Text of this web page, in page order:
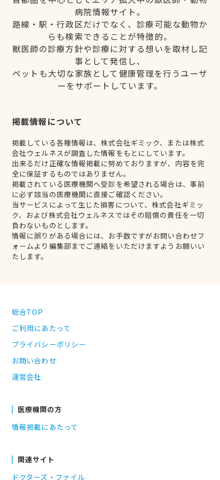
病院情報サイト。
路線・駅・行政区だけでなく、診療可能な動物か
らも検索できることが特徴的。
獣医師の診療方針や診療に対する想いを取材し記
事として発信し、
ペットも大切な家族として健康管理を行うユーザ
ーをサポートしています。
掲載情報について
掲載している各種情報は、株式会社ギミック、または株式
会社ウェルネスが調査した情報をもとにしています。
出来るだけ正確な情報掲載に努めておりますが、内容を完
全に保証するものではありません。
掲載されている医療機関へ受診を希望される場合は、事前
に必ず該当の医療機関に直接ご確認ください。
当サービスによって生じた損害について、株式会社ギミッ
ク、および株式会社ウェルネスではその賠償の責任を一切
負わないものとします。
情報に誤りがある場合には、お手数ですがお問い合わせフ
ォームより編集部までご連絡をいただけますようお願いい
たします。
総合TOP
ご利用にあたって
プライバシーポリシー
お問い合わせ
運営会社
医療機関の方
情報掲載にあたって
関連サイト
ドクターズ・ファイル